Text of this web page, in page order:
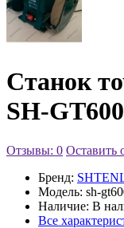
Станок
SH-GT600
Отзывы: 0 Оставить
Бренд:
Модель: sh-
Наличие: В
Все